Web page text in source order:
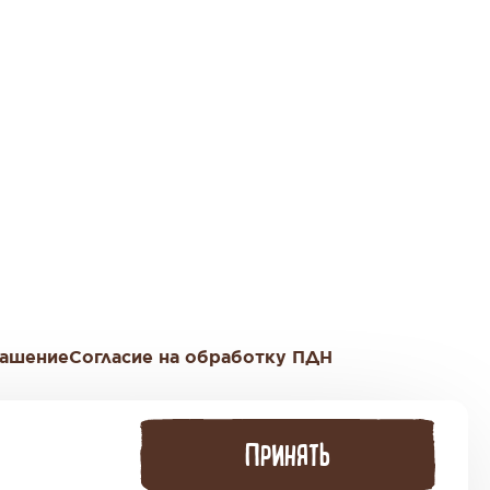
Согласие на обработку ПДН
«Riga Land», Строение 4.ПРИНЯТЬ